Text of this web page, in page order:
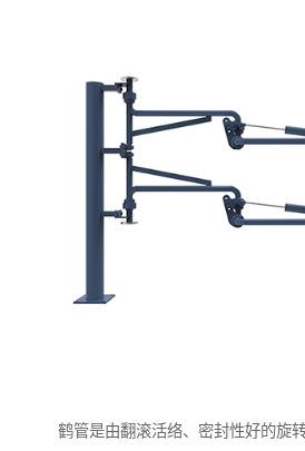
鹤管是由翻滚活络、密封性好的旋